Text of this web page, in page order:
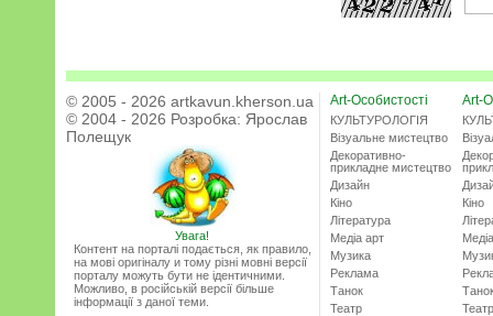
© 2005 - 2026 artkavun.kherson.ua
© 2004 - 2026 Розробка: Ярослав
Полещук
Увага!
Контент на порталі подається, як правило,
на мові оригіналу и тому різні мовні версії
порталу можуть бути не ідентичними.
Можливо, в російській версії більше
інформації з даної теми.
Art-Особистості
КУЛЬТУРОЛОГІЯ
Візуальне мистецтво
Декоративно-
прикладне мистецтво
Дизайн
Кіно
Література
Медіа арт
Музика
Реклама
Танок
Театр
Art-
Кіно
Театр